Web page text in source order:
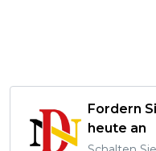
Fordern
heute an